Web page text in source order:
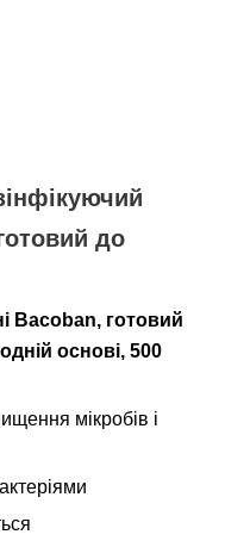
до
Bacoban, готовий
основі, 500
мікробів і